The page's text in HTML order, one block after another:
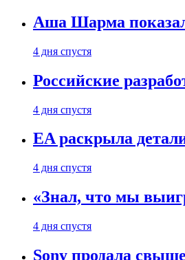
Аша Шарма
4 дня спустя
Российские
4 дня спустя
EA раскрыла
4 дня спустя
«Знал, что мы
4 дня спустя
Sony продала